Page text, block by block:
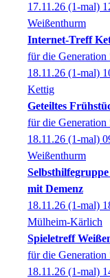
17.11.26 (1-mal)
Weißenthurm
Internet-Treff
für die Generation
18.11.26 (1-mal)
Kettig
Geteiltes
für die Generation
18.11.26 (1-mal)
Weißenthurm
mit Demenz
18.11.26 (1-mal)
Mülheim-Kärlich
Spieletreff
für die Generation
18.11.26 (1-mal)